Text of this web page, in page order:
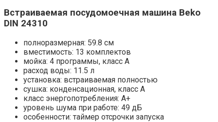
Встраиваемая посудомоечная машина Beko
DIN 24310
полноразмерная: 59.8 см
вместимость: 13 комплектов
мойка: 4 программы, класс A
расход воды: 11.5 л
установка: встраиваемая полностью
сушка: конденсационная, класс A
класс энергопотребления: A+
уровень шума при работе: 49 дБ
особенности: таймер отсрочки запуска